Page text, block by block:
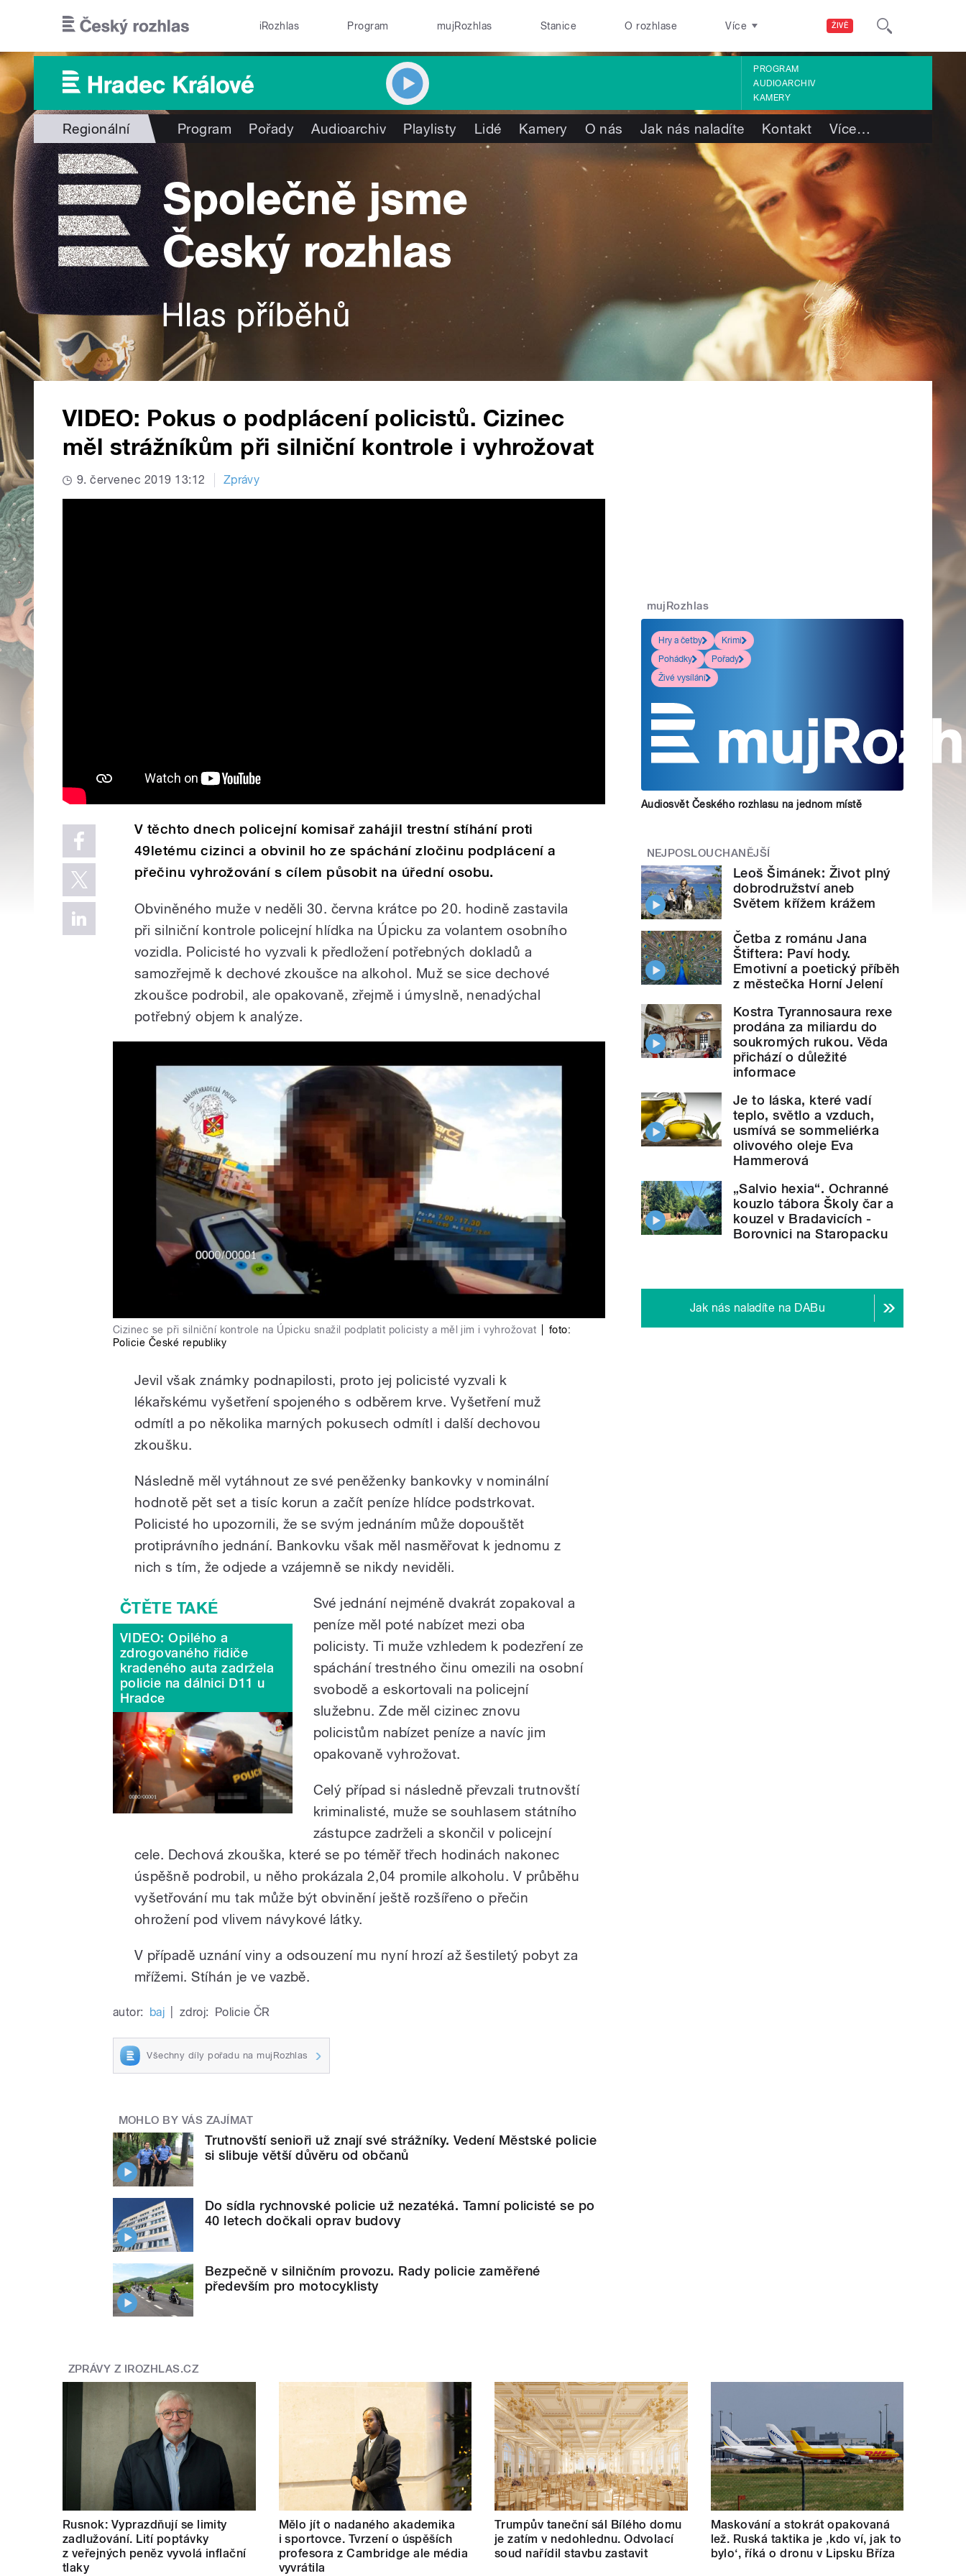
ŽIVĚ
iRozhlas Program mujRozhlas Stanice O rozhlase Více
PROGRAM
AUDIOARCHIV
KAMERY
Regionální Program Pořady Audioarchiv Playlisty Lidé Kamery O nás Jak nás naladíte Kontakt Více…
VIDEO: Pokus o podplácení policistů. Cizinec
měl strážníkům při silniční kontrole i vyhrožovat
9. červenec 2019 13:12 Zprávy
V těchto dnech policejní komisař zahájil trestní stíhání proti
49letému cizinci a obvinil ho ze spáchání zločinu podplácení a
přečinu vyhrožování s cílem působit na úřední osobu.
Obviněného muže v neděli 30. června krátce po 20. hodině zastavila
při silniční kontrole policejní hlídka na Úpicku za volantem osobního
vozidla. Policisté ho vyzvali k předložení potřebných dokladů a
samozřejmě k dechové zkoušce na alkohol. Muž se sice dechové
zkoušce podrobil, ale opakovaně, zřejmě i úmyslně, nenadýchal
potřebný objem k analýze.
Cizinec se při silniční kontrole na Úpicku snažil podplatit policisty a měl jim i vyhrožovat
foto:
Policie České republiky
Jevil však známky podnapilosti, proto jej policisté vyzvali k
lékařskému vyšetření spojeného s odběrem krve. Vyšetření muž
odmítl a po několika marných pokusech odmítl i další dechovou
zkoušku.
Následně měl vytáhnout ze své peněženky bankovky v nominální
hodnotě pět set a tisíc korun a začít peníze hlídce podstrkovat.
Policisté ho upozornili, že se svým jednáním může dopouštět
protiprávního jednání. Bankovku však měl nasměřovat k jednomu z
nich s tím, že odjede a vzájemně se nikdy neviděli.
VIDEO: Opilého a
zdrogovaného řidiče
kradeného auta zadržela
policie na dálnici D11 u
Hradce
Své jednání nejméně dvakrát zopakoval a
peníze měl poté nabízet mezi oba
policisty. Ti muže vzhledem k podezření ze
spáchání trestného činu omezili na osobní
svobodě a eskortovali na policejní
služebnu. Zde měl cizinec znovu
policistům nabízet peníze a navíc jim
opakovaně vyhrožovat.
Celý případ si následně převzali trutnovští
kriminalisté, muže se souhlasem státního
zástupce zadrželi a skončil v policejní
cele. Dechová zkouška, které se po téměř třech hodinách nakonec
úspěšně podrobil, u něho prokázala 2,04 promile alkoholu. V průběhu
vyšetřování mu tak může být obvinění ještě rozšířeno o přečin
ohrožení pod vlivem návykové látky.
V případě uznání viny a odsouzení mu nyní hrozí až šestiletý pobyt za
mřížemi. Stíhán je ve vazbě.
autor: baj zdroj: Policie ČR
Všechny díly pořadu na mujRozhlas
MOHLO BY VÁS ZAJÍMAT
Trutnovští senioři už znají své strážníky. Vedení Městské policie
si slibuje větší důvěru od občanů
Do sídla rychnovské policie už nezatéká. Tamní policisté se po
40 letech dočkali oprav budovy
Bezpečně v silničním provozu. Rady policie zaměřené
především pro motocyklisty
mujRozhlas
Hry a četby
Krimi
Pohádky
Pořady
Živé vysílání
Audiosvět Českého rozhlasu na jednom místě
NEJPOSLOUCHANĚJŠÍ
Leoš Šimánek: Život plný
dobrodružství aneb
Světem křížem krážem
Četba z románu Jana
Štiftera: Paví hody.
Emotivní a poetický příběh
z městečka Horní Jelení
Kostra Tyrannosaura rexe
prodána za miliardu do
soukromých rukou. Věda
přichází o důležité
informace
Je to láska, které vadí
teplo, světlo a vzduch,
usmívá se sommeliérka
olivového oleje Eva
Hammerová
„Salvio hexia“. Ochranné
kouzlo tábora Školy čar a
kouzel v Bradavicích -
Borovnici na Staropacku
Jak nás naladíte na DABu
ZPRÁVY Z IROZHLAS.CZ
Rusnok: Vyprazdňují se limity
zadlužování. Lití poptávky
z veřejných peněz vyvolá inflační
tlaky
Mělo jít o nadaného akademika
i sportovce. Tvrzení o úspěších
profesora z Cambridge ale média
vyvrátila
Trumpův taneční sál Bílého domu
je zatím v nedohlednu. Odvolací
soud nařídil stavbu zastavit
Maskování a stokrát opakovaná
lež. Ruská taktika je ‚kdo ví, jak to
bylo‘, říká o dronu v Lipsku Bříza